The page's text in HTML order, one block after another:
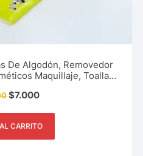
De Algodón, Removedor
Maquillaje, Toallas
$7.000
CARRITO